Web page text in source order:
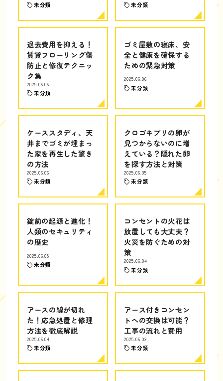
未分類 未分類
退去費用を抑える！
賃貸フローリング傷
防止と修復テクニッ
ク集
2025.06.06
未分類
ゴミ屋敷の寝床、安
全と健康を確保する
ための緊急対策
2025.06.06
未分類
ケーススタディ、天
井までゴミが埋まっ
た家を再生した驚き
の方法
2025.06.06
未分類
クロゴキブリの卵が
見つからないのに増
えている？隠れた卵
を探す方法と対策
2025.06.05
未分類
錠前の起源と進化！
人類のセキュリティ
の歴史
2025.06.05
未分類
コンセントの火花は
放置しても大丈夫？
火災を防ぐための対
策
2025.06.04
未分類
アースの線が切れ
た！応急処置と修理
方法を徹底解説
2025.06.04
未分類
アース付きコンセン
トへの交換は可能？
工事の流れと費用
2025.06.03
未分類